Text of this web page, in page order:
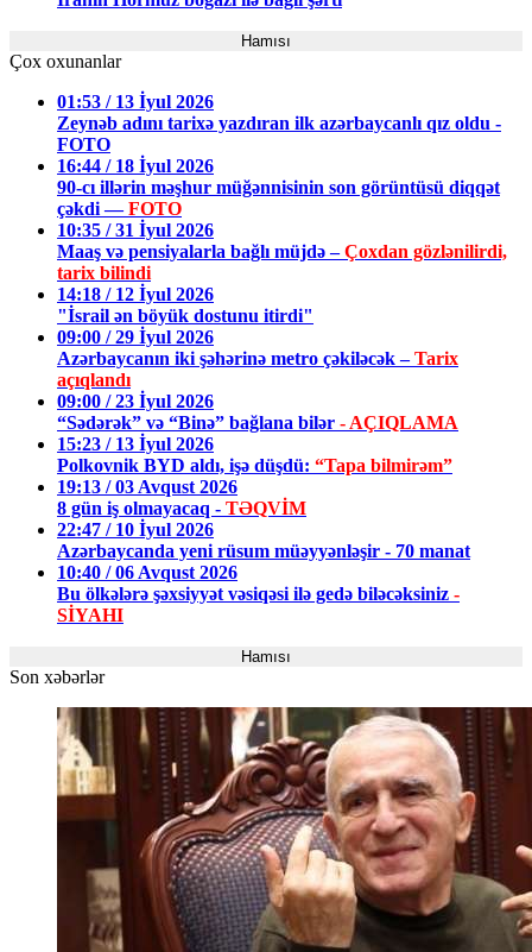
Hamısı
Çox oxunanlar
01:53 / 13 İyul 2026
Zeynəb adını tarixə yazdıran ilk azərbaycanlı qız oldu -
FOTO
16:44 / 18 İyul 2026
90-cı illərin məşhur müğənnisinin son görüntüsü diqqət
çəkdi —FOTO
10:35 / 31 İyul 2026
Maaş və pensiyalarla bağlı müjdə –Çoxdan gözlənilirdi,
tarix bilindi
14:18 / 12 İyul 2026
"İsrail ən böyük dostunu itirdi"
09:00 / 29 İyul 2026
Azərbaycanın iki şəhərinə metro çəkiləcək –Tarix
açıqlandı
09:00 / 23 İyul 2026
“Sədərək” və “Binə” bağlana bilər - AÇIQLAMA
15:23 / 13 İyul 2026
Polkovnik BYD aldı, işə düşdü: “Tapa bilmirəm”
19:13 / 03 Avqust 2026
8 gün iş olmayacaq - TƏQVİM
22:47 / 10 İyul 2026
Azərbaycanda yeni rüsum müəyyənləşir - 70 manat
10:40 / 06 Avqust 2026
Bu ölkələrə şəxsiyyət vəsiqəsi ilə gedə biləcəksiniz -
SİYAHI
Hamısı
Son xəbərlər